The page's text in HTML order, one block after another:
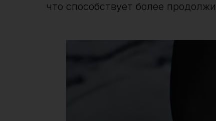
что способствует более